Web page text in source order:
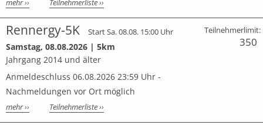
mehr ›› Teilnehmerliste ››
Rennergy-5K Start Sa. 08.08. 15:00 Uhr
Samstag, 08.08.2026 | 5km
Jahrgang 2014 und älter
Anmeldeschluss 06.08.2026 23:59 Uhr -
Nachmeldungen vor Ort möglich
mehr ›› Teilnehmerliste ››
Teilnehmerlimit:
350